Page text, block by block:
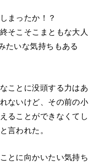
まったか！？
そこそこまともな大人
たいな気持ちもある
ことに没頭する力はあ
ないけど、その前の小
ることができなくてし
言われた。
とに向かいたい気持ち